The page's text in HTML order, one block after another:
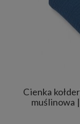
Cienka
muślinowa